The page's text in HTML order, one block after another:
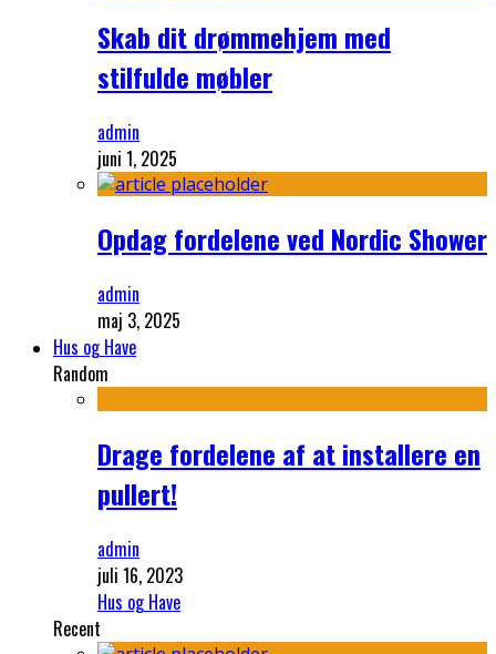
Skab dit drømmehjem med
stilfulde møbler
admin
juni 1, 2025
Opdag fordelene ved Nordic Shower
admin
maj 3, 2025
Hus og Have
Random
Drage fordelene af at installere en
pullert!
admin
juli 16, 2023
Hus og Have
Recent